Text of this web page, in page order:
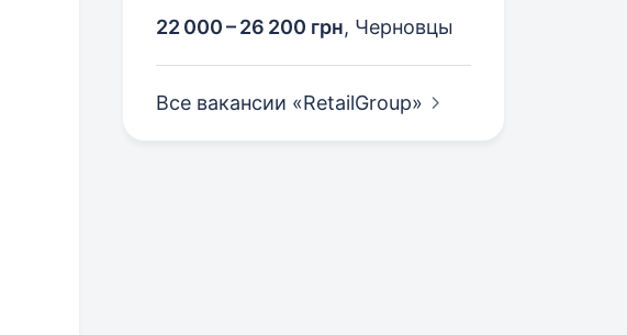
22 000 – 26 200 грн, Черновцы
Все вакансии «RetailGroup»